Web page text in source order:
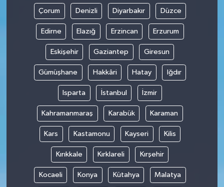
Çorum Denizli Diyarbakır Düzce
Edirne Elazığ Erzincan Erzurum
Eskişehir Gaziantep Giresun
Gümüşhane Hakkâri Hatay Iğdır
Isparta İstanbul İzmir
Kahramanmaraş Karabük Karaman
Kars Kastamonu Kayseri Kilis
Kırıkkale Kırklareli Kırşehir
Kocaeli Konya Kütahya Malatya